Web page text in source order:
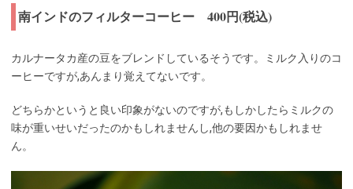
南インドのフィルターコーヒー 400円(税込)
カルナータカ産の豆をブレンドしているそうです。ミルク入りのコ
ーヒーですが,あんまり覚えてないです。
どちらかというと良い印象がないのですが,もしかしたらミルクの
味が重いせいだったのかもしれませんし,他の要因かもしれませ
ん。